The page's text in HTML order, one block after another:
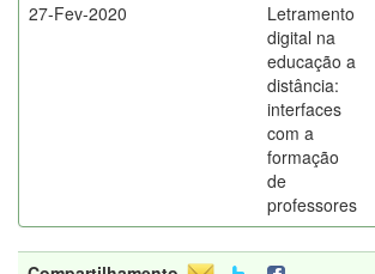
27-Fev-2020
Letramento
digital na
educação a
distância:
interfaces
com a
formação
de
professores